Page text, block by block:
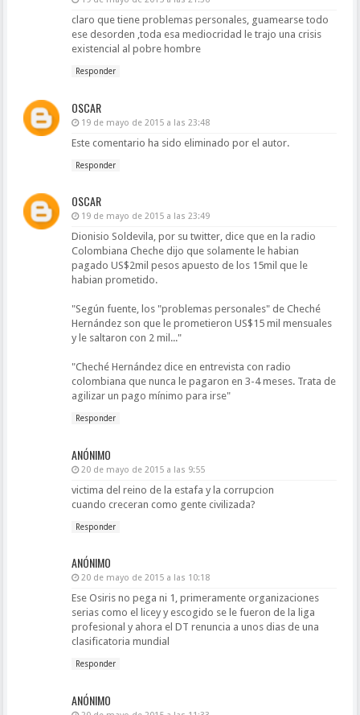
claro que tiene problemas personales, guamearse todo
ese desorden ,toda esa mediocridad le trajo una crisis
existencial al pobre hombre
Responder
OSCAR
19 de mayo de 2015 a las 23:48
Este comentario ha sido eliminado por el autor.
Responder
OSCAR
19 de mayo de 2015 a las 23:49
Dionisio Soldevila, por su twitter, dice que en la radio
Colombiana Cheche dijo que solamente le habian
pagado US$2mil pesos apuesto de los 15mil que le
habian prometido.
"Según fuente, los "problemas personales" de Cheché
Hernández son que le prometieron US$15 mil mensuales
y le saltaron con 2 mil..."
"Cheché Hernández dice en entrevista con radio
colombiana que nunca le pagaron en 3-4 meses. Trata de
agilizar un pago mínimo para irse"
Responder
ANÓNIMO
20 de mayo de 2015 a las 9:55
victima del reino de la estafa y la corrupcion
cuando creceran como gente civilizada?
Responder
ANÓNIMO
20 de mayo de 2015 a las 10:18
Ese Osiris no pega ni 1, primeramente organizaciones
serias como el licey y escogido se le fueron de la liga
profesional y ahora el DT renuncia a unos dias de una
clasificatoria mundial
Responder
ANÓNIMO